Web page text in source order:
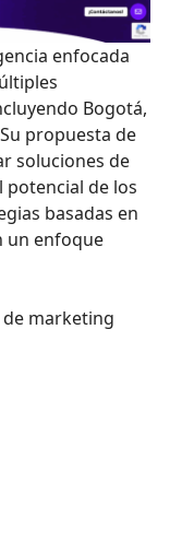
enfocada
Bogotá,
propuesta de
soluciones de
de los
basadas en
un enfoque
de marketing